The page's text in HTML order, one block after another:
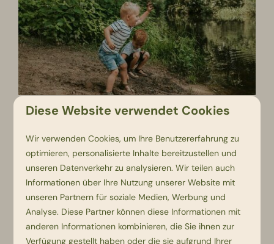
Diese Website verwendet Cookies
Wir verwenden Cookies, um Ihre Benutzererfahrung zu
optimieren, personalisierte Inhalte bereitzustellen und
unseren Datenverkehr zu analysieren. Wir teilen auch
Informationen über Ihre Nutzung unserer Website mit
unseren Partnern für soziale Medien, Werbung und
Analyse. Diese Partner können diese Informationen mit
anderen Informationen kombinieren, die Sie ihnen zur
Verfügung gestellt haben oder die sie aufgrund Ihrer